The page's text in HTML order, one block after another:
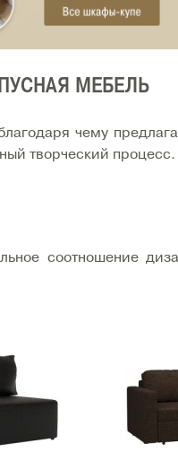
МЕБЕЛЬ
чему
творческий процесс.
соотношение